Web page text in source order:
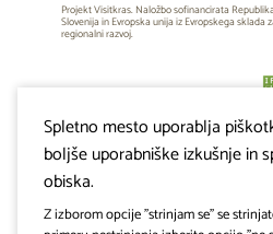
Projekt Visitkras. Naložbo sofinancirata Republika
Slovenija in Evropska unija iz Evropskega sklada
regionalni razvoj.
Spletno mesto uporablja
boljše uporabniške izkušnje in
obiska.
Z izborom opcije "strinjam se" se